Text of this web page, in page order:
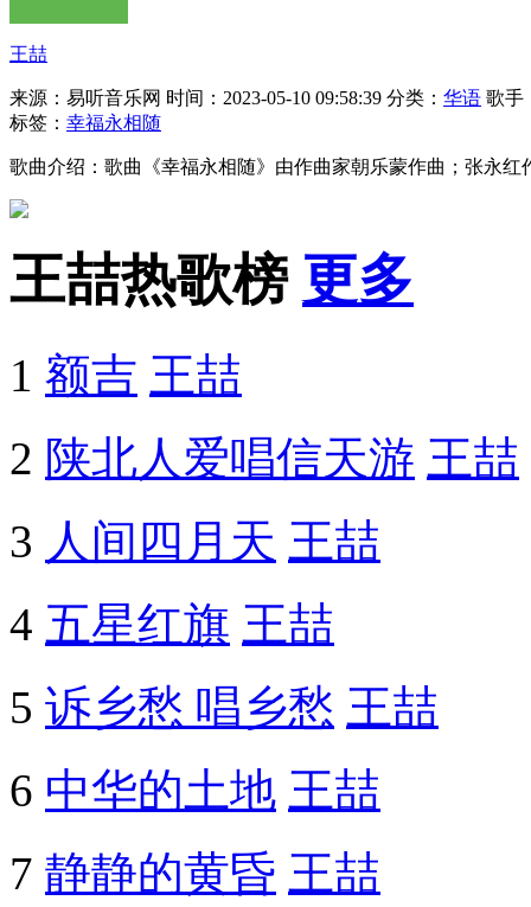
王喆
来源：易听音乐网 时间：2023-05-10 09:58:39 分类： 华语 歌手
标签： 幸福永相随
歌曲介绍：歌曲《幸福永相随》由作曲家朝乐蒙作曲；张永红
王喆热歌榜 更多
1 额吉 王喆
2 陕北人爱唱信天游 王喆
3 人间四月天 王喆
4 五星红旗 王喆
5 诉乡愁 唱乡愁 王喆
6 中华的土地 王喆
7 静静的黄昏 王喆